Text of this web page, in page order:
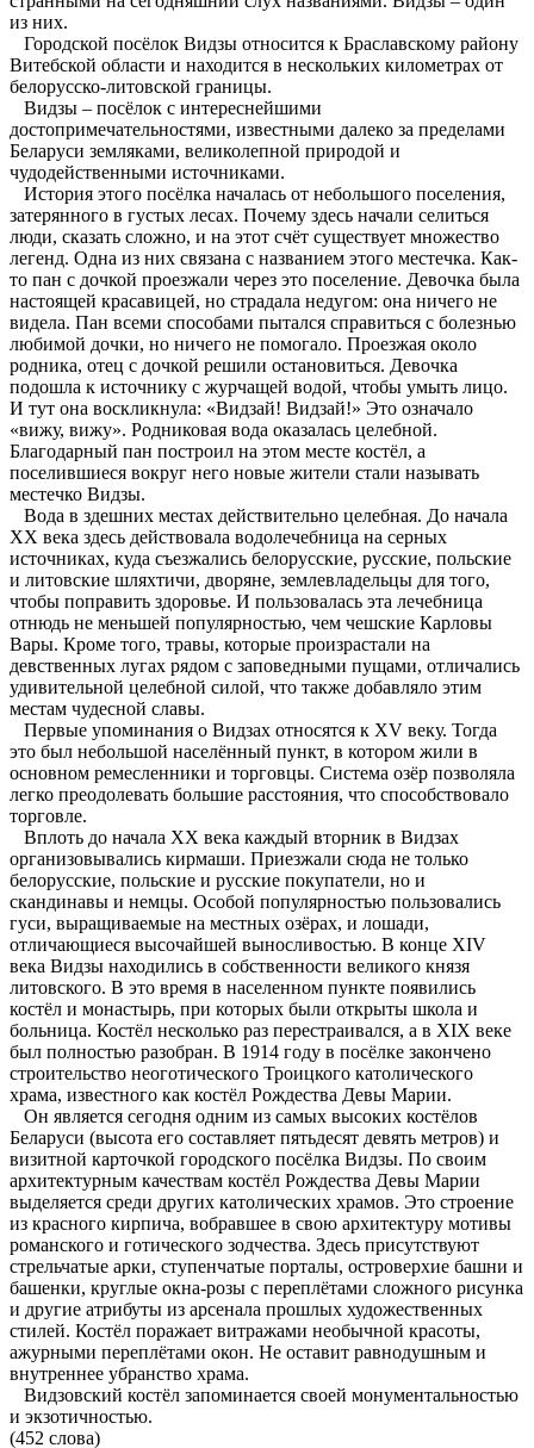
из них.
Городской посёлок Видзы относится к Браславскому району
Витебской области и находится в нескольких километрах от
белорусско-литовской границы.
Видзы – посёлок с интереснейшими
достопримечательностями, известными далеко за пределами
Беларуси земляками, великолепной природой и
чудодейственными источниками.
История этого посёлка началась от небольшого поселения,
затерянного в густых лесах. Почему здесь начали селиться
люди, сказать сложно, и на этот счёт существует множество
легенд. Одна из них связана с названием этого местечка. Как-
то пан с дочкой проезжали через это поселение. Девочка была
настоящей красавицей, но страдала недугом: она ничего не
видела. Пан всеми способами пытался справиться с болезнью
любимой дочки, но ничего не помогало. Проезжая около
родника, отец с дочкой решили остановиться. Девочка
подошла к источнику с журчащей водой, чтобы умыть лицо.
И тут она воскликнула: «Видзай! Видзай!» Это означало
«вижу, вижу». Родниковая вода оказалась целебной.
Благодарный пан построил на этом месте костёл, а
поселившиеся вокруг него новые жители стали называть
местечко Видзы.
Вода в здешних местах действительно целебная. До начала
XX века здесь действовала водолечебница на серных
источниках, куда съезжались белорусские, русские, польские
и литовские шляхтичи, дворяне, землевладельцы для того,
чтобы поправить здоровье. И пользовалась эта лечебница
отнюдь не меньшей популярностью, чем чешские Карловы
Вары. Кроме того, травы, которые произрастали на
девственных лугах рядом с заповедными пущами, отличались
удивительной целебной силой, что также добавляло этим
местам чудесной славы.
Первые упоминания о Видзах относятся к XV веку. Тогда
это был небольшой населённый пункт, в котором жили в
основном ремесленники и торговцы. Система озёр позволяла
легко преодолевать большие расстояния, что способствовало
торговле.
Вплоть до начала XX века каждый вторник в Видзах
организовывались кирмаши. Приезжали сюда не только
белорусские, польские и русские покупатели, но и
скандинавы и немцы. Особой популярностью пользовались
гуси, выращиваемые на местных озёрах, и лошади,
отличающиеся высочайшей выносливостью. В конце XIV
века Видзы находились в собственности великого князя
литовского. В это время в населенном пункте появились
костёл и монастырь, при которых были открыты школа и
больница. Костёл несколько раз перестраивался, а в XIX веке
был полностью разобран. В 1914 году в посёлке закончено
строительство неоготического Троицкого католического
храма, известного как костёл Рождества Девы Марии.
Он является сегодня одним из самых высоких костёлов
Беларуси (высота его составляет пятьдесят девять метров) и
визитной карточкой городского посёлка Видзы. По своим
архитектурным качествам костёл Рождества Девы Марии
выделяется среди других католических храмов. Это строение
из красного кирпича, вобравшее в свою архитектуру мотивы
романского и готического зодчества. Здесь присутствуют
стрельчатые арки, ступенчатые порталы, островерхие башни и
башенки, круглые окна-розы с переплётами сложного рисунка
и другие атрибуты из арсенала прошлых художественных
стилей. Костёл поражает витражами необычной красоты,
ажурными переплётами окон. Не оставит равнодушным и
внутреннее убранство храма.
Видзовский костёл запоминается своей монументальностью
и экзотичностью.
(452 слова)